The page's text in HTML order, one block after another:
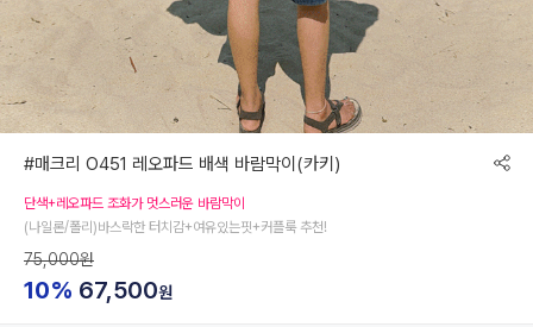
#매크리 O451 레오파드 배색 바람막이(카키)
단색+레오파드 조화가 멋스러운 바람막이
(나일론/폴리)바스락한 터치감+여유있는핏+커플룩 추천!
75,000원
10% 67,500원